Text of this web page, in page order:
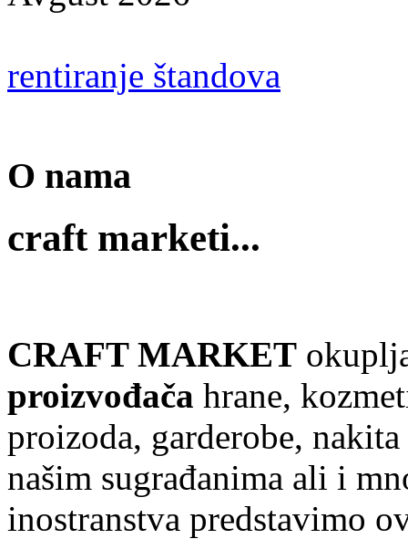
rentiranje štandova
O nama
craft marketi...
CRAFT MARKET
proizvođača hrane,
proizoda, garderobe,
našim sugrađanima ali i
inostranstva predstavimo